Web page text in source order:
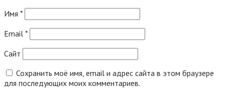
Имя *
Email *
Сайт
Сохранить моё имя, email и адрес сайта в этом браузере
для последующих моих комментариев.